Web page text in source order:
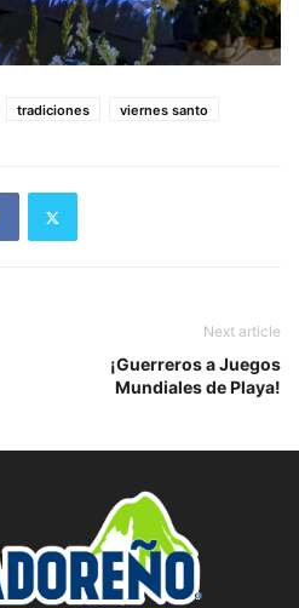
tradiciones viernes santo
Next article
¡Guerreros a Juegos
Mundiales de Playa!